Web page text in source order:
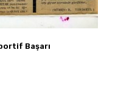
Başarı